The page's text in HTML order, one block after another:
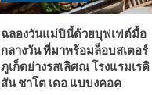
ฉลองวันแม่ปีนี้ด้วยบุฟเฟต์มื้อ
กลางวัน ที่มาพร้อมล็อบสเตอร์
ภูเก็ตย่างรสเลิศณ โรงแรมเรดิ
สัน ชาโต เดอ แบบงคอค